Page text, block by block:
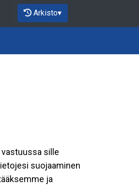
Arkisto▾
sille
suojaaminen
ja